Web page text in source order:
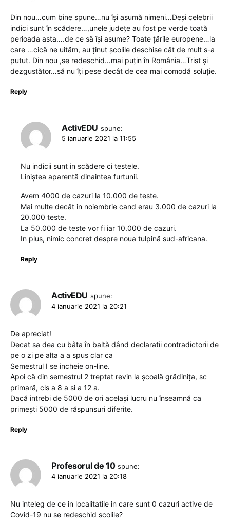
Din nou…cum bine spune…nu își asumă nimeni…Deși celebrii
indici sunt în scădere…,unele județe au fost pe verde toată
perioada asta….de ce să își asume? Toate țările europene…la
care …cică ne uităm, au ținut școlile deschise cât de mult s-a
putut. Din nou ,se redeschid…mai puțin în România…Trist și
dezgustător…să nu îți pese decât de cea mai comodă soluție.
Reply
ActivEDU spune:
5 ianuarie 2021 la 11:55
Nu indicii sunt in scădere ci testele.
Liniștea aparentă dinaintea furtunii.
Avem 4000 de cazuri la 10.000 de teste.
Mai multe decât in noiembrie cand erau 3.000 de cazuri la
20.000 teste.
La 50.000 de teste vor fi iar 10.000 de cazuri.
In plus, nimic concret despre noua tulpină sud-africana.
Reply
ActivEDU spune:
4 ianuarie 2021 la 20:21
De apreciat!
Decat sa dea cu bâta în baltă dând declaratii contradictorii de
pe o zi pe alta a a spus clar ca
Semestrul I se incheie on-line.
Apoi că din semestrul 2 treptat revin la școală grădinița, sc
primară, cls a 8 a si a 12 a.
Dacă intrebi de 5000 de ori același lucru nu înseamnă ca
primești 5000 de răspunsuri diferite.
Reply
Profesorul de 10 spune:
4 ianuarie 2021 la 20:18
Nu inteleg de ce in localitatile in care sunt 0 cazuri active de
Covid-19 nu se redeschid scolile?